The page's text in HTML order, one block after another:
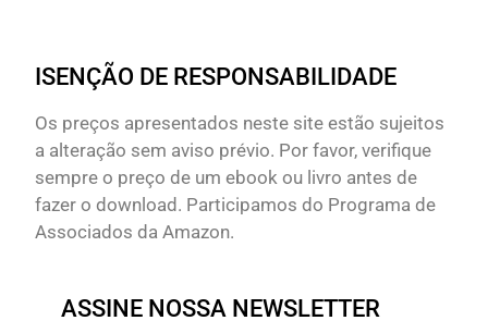
ISENÇÃO DE RESPONSABILIDADE
Os preços apresentados neste site estão sujeitos
a alteração sem aviso prévio. Por favor, verifique
sempre o preço de um ebook ou livro antes de
fazer o download. Participamos do Programa de
Associados da Amazon.
ASSINE NOSSA NEWSLETTER